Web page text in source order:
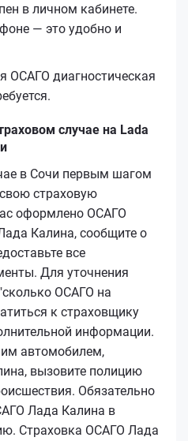
в личном кабинете.
— это удобно и
ОСАГО диагностическая
случае на Lada
в Сочи первым шагом
страховую
оформлено ОСАГО
Калина, сообщите о
все
Для уточнения
ОСАГО на
к страховщику
информации.
автомобилем,
вызовите полицию
Обязательно
Лада Калина в
Страховка ОСАГО Лада